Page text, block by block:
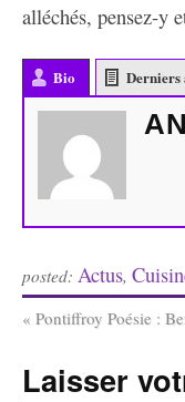
alléchés, pensez-y
Bio
posted: Actus,
« Pontiffroy Poésie :
Laisser